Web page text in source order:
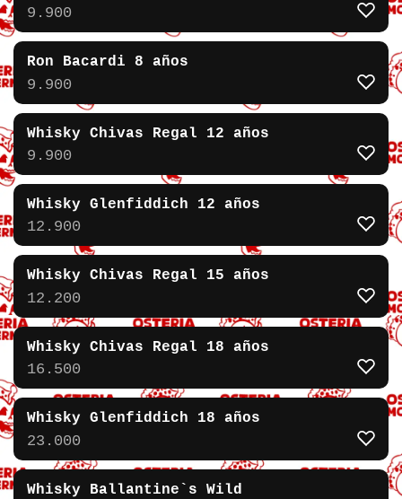
9.900
Ron Bacardi 8 años
9.900
Whisky Chivas Regal 12 años
9.900
Whisky Glenfiddich 12 años
12.900
Whisky Chivas Regal 15 años
12.200
Whisky Chivas Regal 18 años
16.500
Whisky Glenfiddich 18 años
23.000
Whisky Ballantine`s Wild